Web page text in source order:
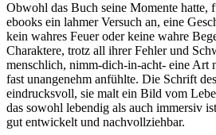
Obwohl das Buch seine Momente hatte,
ebooks ein lahmer Versuch an, eine
kein wahres Feuer oder keine wahre
Charaktere, trotz all ihrer Fehler und
menschlich, nimm-dich-in-acht- eine Art
fast unangenehm anfühlte. Die Schrift
eindrucksvoll, sie malt ein Bild vom
das sowohl lebendig als auch immersiv
gut entwickelt und nachvollziehbar.